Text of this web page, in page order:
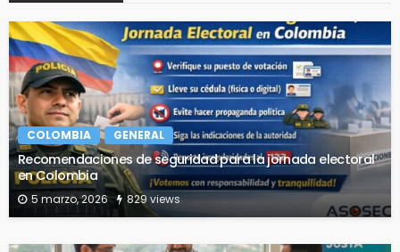
COLOMBIA GENERAL
Recomendaciones de seguridad para la jornada electoral
en Colombia
5 marzo, 2026 829 views